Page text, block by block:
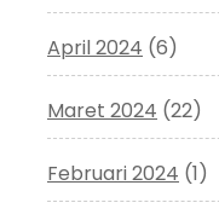
April 2024 (6)
Maret 2024 (22)
Februari 2024 (1)